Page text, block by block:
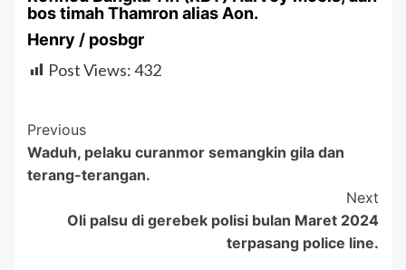
bos timah Thamron alias Aon.
Henry / posbgr
Post Views:432
Post
Navigation
Previous
Waduh, pelaku curanmor semangkin gila dan
terang-terangan.
Next
Oli palsu di gerebek polisi bulan Maret 2024
terpasang police line.